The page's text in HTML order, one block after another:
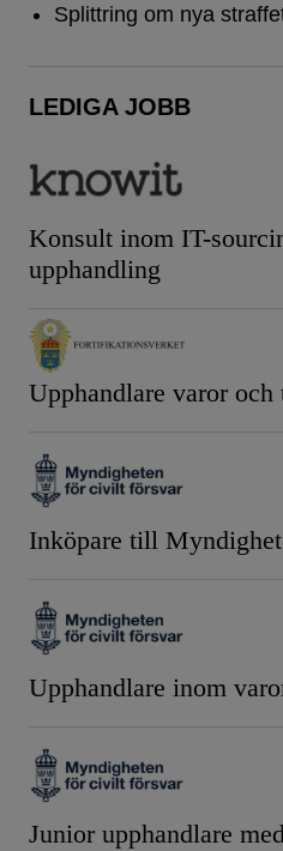
Splittring om nya
LEDIGA JOBB
Konsult inom IT-
upphandling
Upphandlare varor
Inköpare till
Upphandlare inom
Junior upphandlare